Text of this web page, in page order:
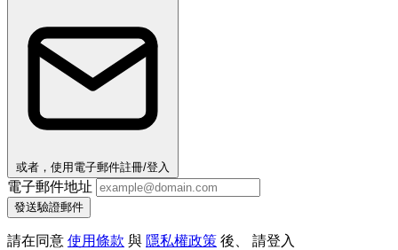
或者，使用電子郵件註冊/登入
電子郵件地址
發送驗證郵件
請在同意 使用條款 與 隱私權政策 後、 請登入